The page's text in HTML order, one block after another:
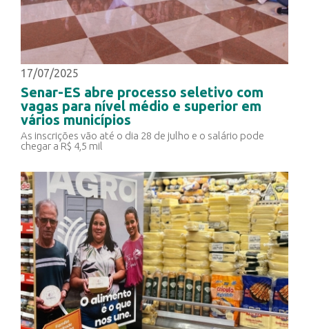
17/07/2025
Senar-ES abre processo seletivo com
vagas para nível médio e superior em
vários municípios
As inscrições vão até o dia 28 de julho e o salário pode
chegar a R$ 4,5 mil